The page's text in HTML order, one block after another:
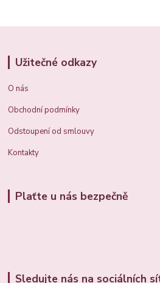
Užitečné odkazy
O nás
Obchodní podmínky
Odstoupení od smlouvy
Kontakty
Plaťte u nás bezpečně
Sledujte nás na sociálních